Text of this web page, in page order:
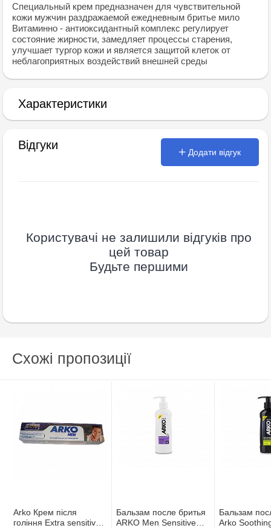
Специальный крем предназначен для чувствительной
кожи мужчин раздражаемой ежедневным бритье мило
Витаминно - антиоксидантный комплекс регулирует
состояние жирности, замедляет процессы старения,
улучшает тургор кожи и является защитой клеток от
неблагоприятных воздействий внешней среды
Характеристики
Відгуки
Додати відгук
Користувачі не залишили відгуків про
цей товар
Будьте першими
Схожі пропозиції
Arko Крем після
гоління Extra sensitive
Бальзам после бритья
ARKO Men Sensitive
Бальзам
Arko